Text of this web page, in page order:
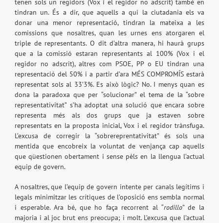
tenen sols un regidors (Vox i el regidor no adscrit) també en
tindran un. És a dir, que aquells a qui la ciutadania els va
donar una menor representació, tindran la mateixa a les
comissions que nosaltres, quan les urnes ens atorgaren el
triple de representants. O dit d’altra manera, hi haurà grups
que a la comissió estaran representants al 100% (Vox i el
regidor no adscrit), altres com PSOE, PP o EU tindran una
representació del 50% i a partir d’ara MÉS COMPROMÍS estarà
representat sols al 33’3%. Es això lògic? No. I menys quan es
dona la paradoxa que per “solucionar” el tema de la “sobre
representativitat” s’ha adoptat una solució que encara sobre
representa més als dos grups que ja estaven sobre
representats en la proposta inicial, Vox i el regidor trànsfuga.
L’excusa de corregir la “sobrereprentativitat” és sols una
mentida que encobreix la voluntat de venjança cap aquells
que qüestionen obertament i sense pèls en la llengua l’actual
equip de govern.
A nosaltres, que l’equip de govern intente per canals legítims i
legals minimitzar les crítiques de l’oposició ens sembla normal
i esperable. Ara bé, que ho faça recorrent al “rodillo” de la
majoria i al joc brut ens preocupa; i molt. L’excusa que l’actual